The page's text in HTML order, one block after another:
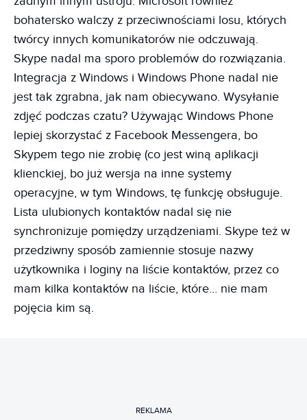
bohatersko walczy z przeciwnościami losu, których
twórcy innych komunikatorów nie odczuwają.
Skype nadal ma sporo problemów do rozwiązania.
Integracja z Windows i Windows Phone nadal nie
jest tak zgrabna, jak nam obiecywano. Wysyłanie
zdjęć podczas czatu? Używając Windows Phone
lepiej skorzystać z Facebook Messengera, bo
Skypem tego nie zrobię (co jest winą aplikacji
klienckiej, bo już wersja na inne systemy
operacyjne, w tym Windows, tę funkcję obsługuje.
Lista ulubionych kontaktów nadal się nie
synchronizuje pomiędzy urządzeniami. Skype też w
przedziwny sposób zamiennie stosuje nazwy
użytkownika i loginy na liście kontaktów, przez co
mam kilka kontaktów na liście, które… nie mam
pojęcia kim są.
REKLAMA